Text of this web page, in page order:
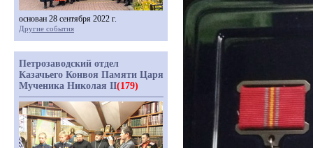
основан 28 сентября 2022 г.
Другие события
Петрозаводский отдел
Казачьего Конвоя Памяти Царя
Мученика Николая II(179)